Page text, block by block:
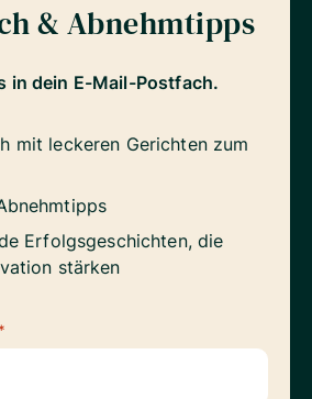
& Abnehmtipps
in dein E-Mail-Postfach.
mit leckeren Gerichten zum
Erfolgsgeschichten, die
stärken
*